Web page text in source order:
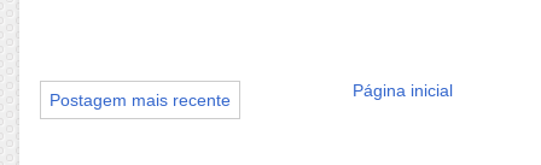
Postagem mais recente Página inicial